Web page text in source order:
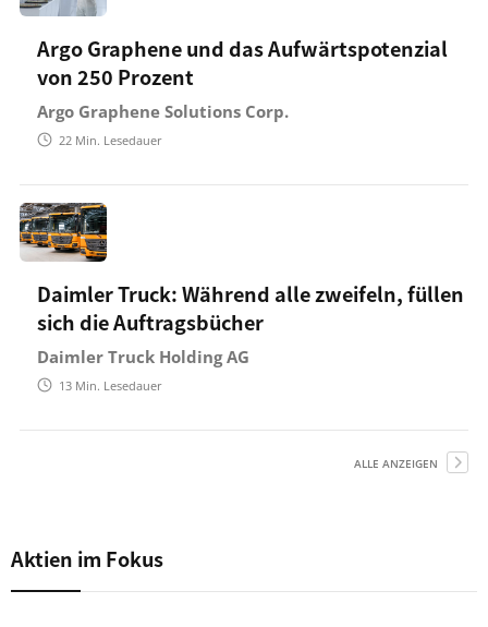
Argo Graphene und das Aufwärtspotenzial
von 250 Prozent
Argo Graphene Solutions Corp.
22 Min. Lesedauer
Daimler Truck: Während alle zweifeln, füllen
sich die Auftragsbücher
Daimler Truck Holding AG
13 Min. Lesedauer
ALLE ANZEIGEN
Aktien im Fokus